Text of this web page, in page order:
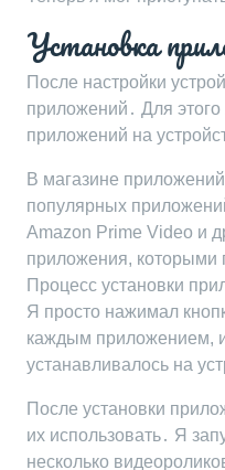
Установка
После настройки
приложений․ Для
приложений на
В магазине
популярных
Amazon Prime Video и
приложения, которыми
Процесс установки
Я просто нажимал
каждым приложением,
устанавливалось на
После установки
их использовать․ Я
несколько